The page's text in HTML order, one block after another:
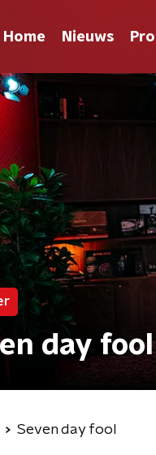
Home Nieuws
day
Seven day fool